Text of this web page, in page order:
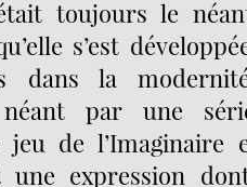
toujours le
s’est
dans la
par une
de l’Imaginaire
une expression